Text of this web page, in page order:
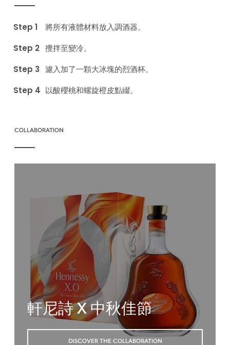
將所有液體材料放入調酒器。
攪拌至變冷。
濾入加了一顆大冰塊的烈酒杯。
以酸櫻桃和螺旋橙皮點綴。
COLLABORATION
軒尼詩 X 中秋佳節
DISCOVER THE COLLABORATION